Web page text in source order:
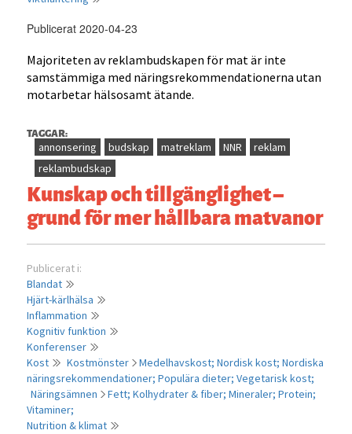
Publicerat 2020-04-23
Majoriteten av reklambudskapen för mat är inte
samstämmiga med näringsrekommen­dationerna utan
motarbetar hälsosamt ätande.
TAGGAR:
annonsering budskap matreklam NNR
reklam
reklambudskap
Kunskap och tillgänglighet –
grund för mer hållbara matvanor
Publicerat i:
Blandat
Hjärt-kärlhälsa
Inflammation
Kognitiv funktion
Konferenser
Kost
Kostmönster Medelhavskost;Nordisk kost;Nordiska
näringsrekommendationer;Populära dieter;Vegetarisk kost;
Näringsämnen
Fett;Kolhydrater & fiber;Mineraler;Protein;
Vitaminer;
Nutrition & klimat